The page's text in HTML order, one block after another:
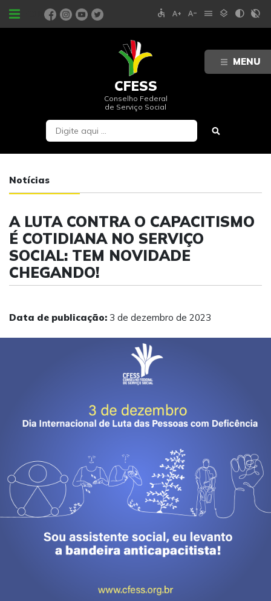
MENU
PORTAIS accessible text_increase text_decrease menu layers contrast contrast_rtl_off
CFESS
Conselho Federal
de Serviço Social
Notícias
A LUTA CONTRA O CAPACITISMO
É COTIDIANA NO SERVIÇO
SOCIAL: TEM NOVIDADE
CHEGANDO!
Data de publicação: 3 de dezembro de 2023